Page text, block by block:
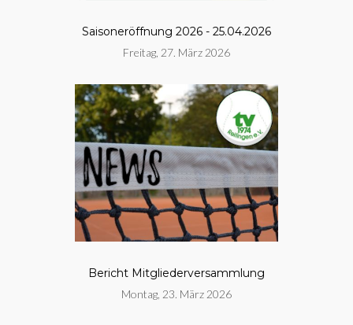
Saisoneröffnung 2026 - 25.04.2026
Freitag, 27. März 2026
Bericht Mitgliederversammlung
Montag, 23. März 2026